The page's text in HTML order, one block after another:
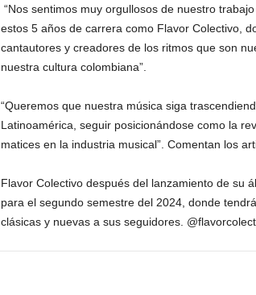
“Nos sentimos muy orgullosos de nuestro
estos 5 años de carrera como Flavor Colectivo,
cantautores y creadores de los ritmos que son
nuestra cultura colombiana”.
“Queremos que nuestra música siga
Latinoamérica, seguir posicionándose como la
matices en la industria musical”. Comentan los
Flavor Colectivo después del lanzamiento de su
para el segundo semestre del 2024, donde
clásicas y nuevas a sus seguidores.